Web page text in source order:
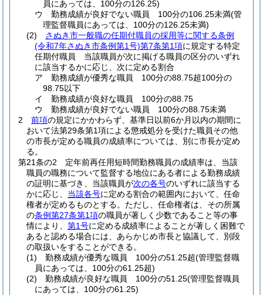
員にあっては、100分の126.25)
ウ
勤務成績が良好でない職員 100分の106.25未満(管
理監督職員にあっては、100分の126.25未満)
(2)
さぬき市一般職の任期付職員の採用等に関する条例
(令和7年さぬき市条例第1号)第7条第1項に規定する特定
任期付職員 当該職員が次に掲げる職員の区分のいずれ
に該当するかに応じ、次に定める割合
ア
勤務成績が優秀な職員 100分の88.75超100分の
98.75以下
イ
勤務成績が良好な職員 100分の88.75
ウ
勤務成績が良好でない職員 100分の88.75未満
2
前項の規定にかかわらず、基準日以前6か月以内の期間に
おいて法第29条第1項による懲戒処分を受けた職員その他
の市長が定める職員の成績率については、別に市長が定め
る。
第21条の2
定年前再任用短時間勤務職員の成績率は、当該
職員の職務について監督する地位にある者による勤務成績
の証明に基づき、当該職員が次の各号のいずれに該当する
かに応じ、 当該各号に定める割合の範囲内において、任命
権者が定めるものとする。 ただし、任命権者は、その所属
の条例第27条第1項の職員が著しく少数であること等の事
情により、 第1号に定める成績率によることが著しく困難で
あると認める場合には、あらかじめ市長と協議して、別段
の取扱いをすることができる。
(1)
勤務成績が優秀な職員 100分の51.25超(管理監督職
員にあっては、100分の61.25超)
(2)
勤務成績が良好な職員 100分の51.25(管理監督職員
にあっては、100分の61.25)